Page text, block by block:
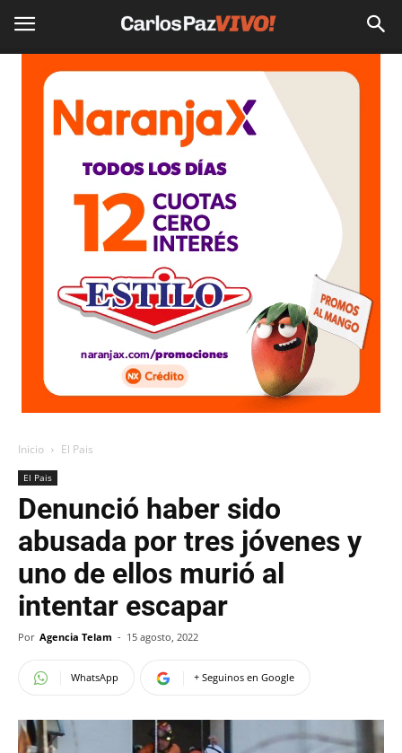
Inicio El Pais
El Pais
Denunció haber sido
abusada por tres jóvenes y
uno de ellos murió al
intentar escapar
Por Agencia Telam - 15 agosto, 2022
WhatsApp + Seguinos en Google